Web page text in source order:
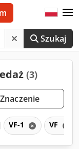
Szukaj
(3)
VF-1 VF